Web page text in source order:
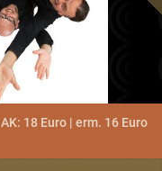
AK: 18 Euro | erm. 16 Euro